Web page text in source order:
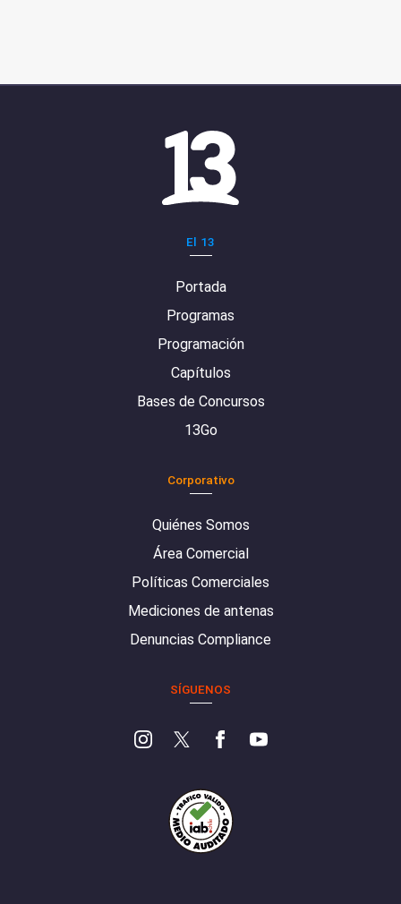
El 13
Portada
Programas
Programación
Capítulos
Bases de Concursos
13Go
Corporativo
Quiénes Somos
Área Comercial
Políticas Comerciales
Mediciones de antenas
Denuncias Compliance
SÍGUENOS